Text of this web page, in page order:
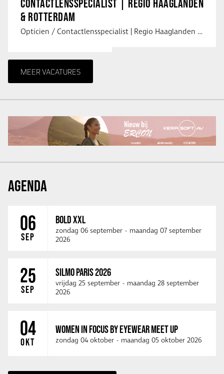
CONTACTLENSSPECIALIST | REGIO HAAGLANDEN
& ROTTERDAM
Opticien / Contactlensspecialist | Regio Haaglanden & Rotterdam Saludos uit …
MEER VACATURES
AGENDA
06
SEP
BOLD XXL
zondag 06 september - maandag 07 september
2026
25
SEP
SILMO PARIS 2026
vrijdag 25 september - maandag 28 september
2026
04
OKT
WOMEN IN FOCUS BY EYEWEAR MEET UP
zondag 04 oktober - maandag 05 oktober 2026